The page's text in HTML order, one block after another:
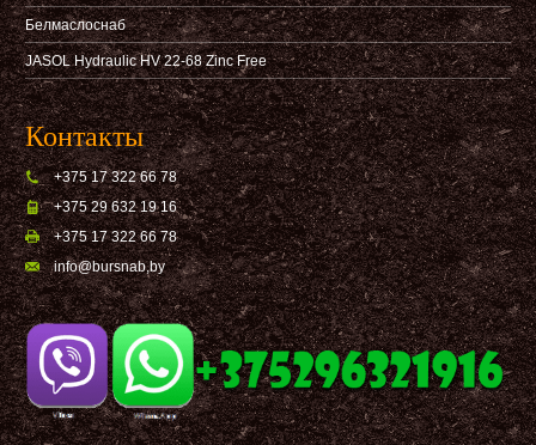
Белмаслоснаб
JASOL Hydraulic HV 22-68 Zinc Free
Контакты
+375 17 322 66 78
+375 29 632 19 16
+375 17 322 66 78
info@bursnab,by